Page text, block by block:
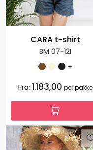
CARA t-shirt
BM 07-12I
+
Fra: 1.183,00 per pakke